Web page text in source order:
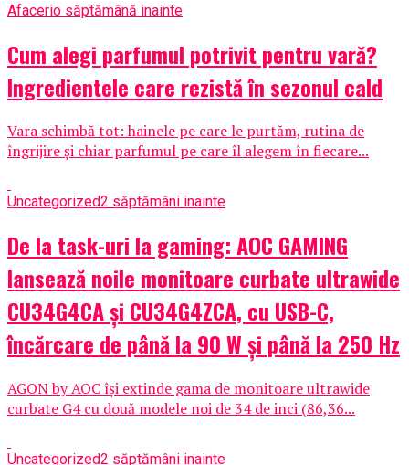
Afacerio săptămână inainte
Cum alegi parfumul potrivit pentru vară?
Ingredientele care rezistă în sezonul cald
Vara schimbă tot: hainele pe care le purtăm, rutina de
îngrijire și chiar parfumul pe care îl alegem în fiecare...
Uncategorized2 săptămâni inainte
De la task-uri la gaming: AOC GAMING
lansează noile monitoare curbate ultrawide
CU34G4CA și CU34G4ZCA, cu USB-C,
încărcare de până la 90 W și până la 250 Hz
AGON by AOC își extinde gama de monitoare ultrawide
curbate G4 cu două modele noi de 34 de inci (86,36...
Uncategorized2 săptămâni inainte